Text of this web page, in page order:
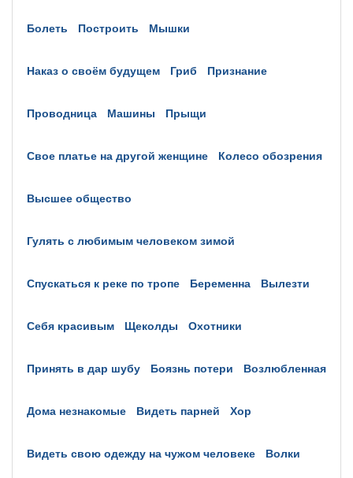
болеть построить мышки
наказ о своём будущем гриб признание
проводница машины прыщи
свое платье на другой женщине колесо обозрения
высшее общество
гулять с любимым человеком зимой
спускаться к реке по тропе беременна вылезти
себя красивым щеколды охотники
принять в дар шубу боязнь потери возлюбленная
дома незнакомые видеть парней хор
видеть свою одежду на чужом человеке волки